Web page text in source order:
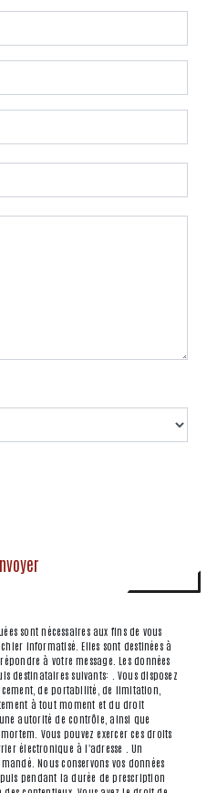
sont nécessaires aux fins de vous
informatisé. Elles sont destinées à
à votre message. Les données
destinataires suivants: . Vous disposez
de portabilité, de limitation,
à tout moment et du droit
autorité de contrôle, ainsi que
Vous pouvez exercer ces droits
électronique à l'adresse . Un
Nous conservons vos données
pendant la durée de prescription